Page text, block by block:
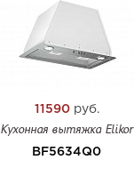
11590руб.
Кухонная вытяжка Elikor
BF5634Q0